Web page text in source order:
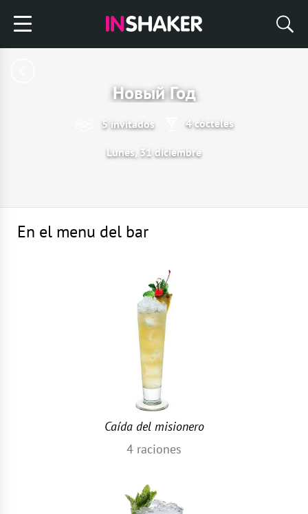
Новый Год
5 invitados 4 cócteles
Lunes, 31 diciembre
En el menu del bar
Caída del misionero
4 raciones